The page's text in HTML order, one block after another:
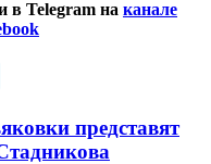
в Telegram на канале
представят